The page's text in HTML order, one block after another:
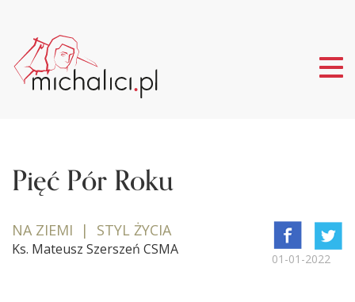
Pięć Pór Roku
NA ZIEMI | STYL ŻYCIA
Ks. Mateusz Szerszeń CSMA
01-01-2022